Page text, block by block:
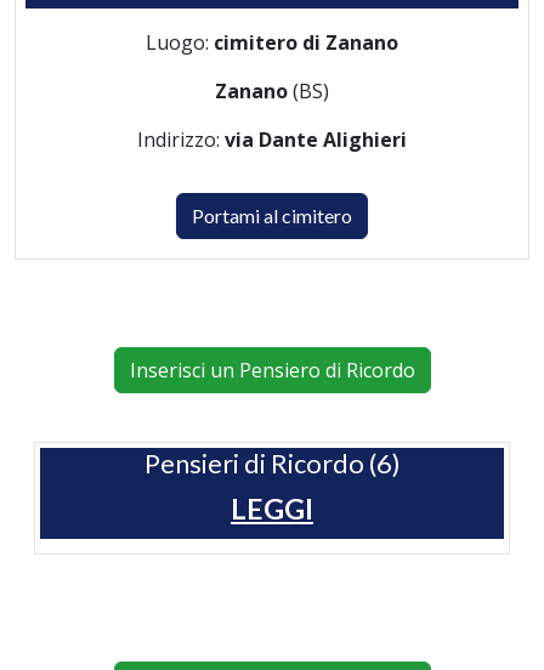
Luogo: cimitero di Zanano
Zanano(BS)
Indirizzo: via Dante Alighieri
Portami al cimitero
Inserisci un Pensiero di Ricordo
Pensieri di Ricordo (6)
LEGGI